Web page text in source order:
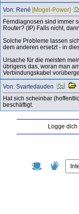
Von: René [Mogel-Power]
Ferndiagnosen sind immer
Router? (IP) Falls nicht,
Solche Probleme lassen
dem anderen ersetzt - in
Ursache für die meisten
übrigens das, woran man
Verbindungskabel
Von: Svartedauden
Hat sich scheinbar
beschäftigt.
Logge dich